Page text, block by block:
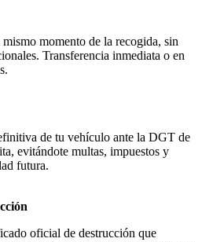
momento de la recogida, sin
Transferencia inmediata o en
de tu vehículo ante la DGT de
evitándote multas, impuestos y
futura.
oficial de destrucción que